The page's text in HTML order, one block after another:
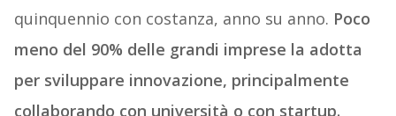
quinquennio con costanza, anno su anno. Poco
meno del 90% delle grandi imprese la adotta
per sviluppare innovazione, principalmente
collaborando con università o con startup.